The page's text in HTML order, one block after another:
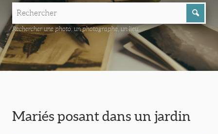
Rechercher une photo, un photographe, un lieu...
Mariés posant dans un jardin